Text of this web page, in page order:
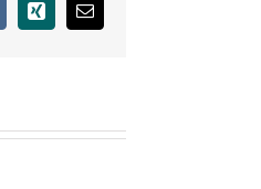
Xing
E-
mail